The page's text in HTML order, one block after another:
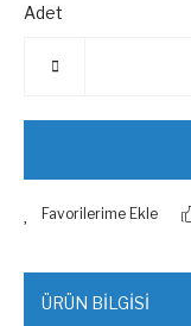
Adet
ÜRÜN BİLGİSİ